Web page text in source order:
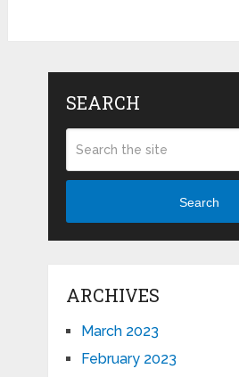
SEARCH
Search
ARCHIVES
March 2023
February 2023